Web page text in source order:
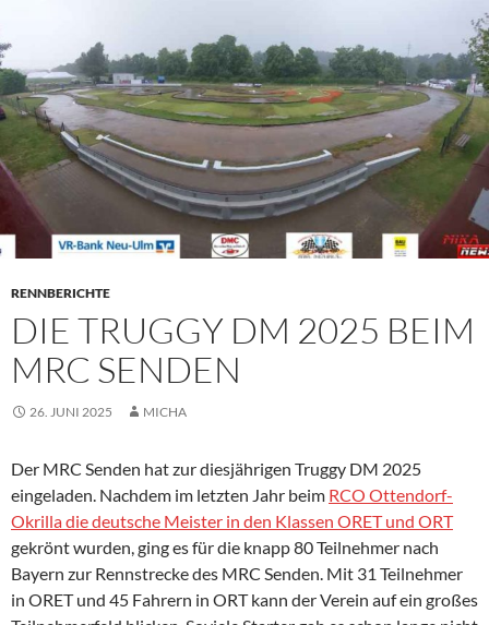
RENNBERICHTE
DIE TRUGGY DM 2025 BEIM
MRC SENDEN
26. JUNI 2025 MICHA
Der MRC Senden hat zur diesjährigen Truggy DM 2025
eingeladen. Nachdem im letzten Jahr beim RCO Ottendorf-
Okrilla die deutsche Meister in den Klassen ORET und ORT
gekrönt wurden, ging es für die knapp 80 Teilnehmer nach
Bayern zur Rennstrecke des MRC Senden. Mit 31 Teilnehmer
in ORET und 45 Fahrern in ORT kann der Verein auf ein großes